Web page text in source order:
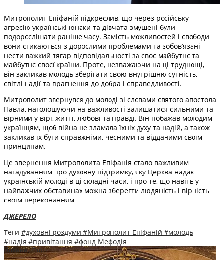
Митрополит Епіфаній підкреслив, що через російську
агресію українські юнаки та дівчата змушені були
подорослішати раніше часу. Замість можливостей і свободи
вони стикаються з дорослими проблемами та зобов’язані
нести важкий тягар відповідальності за своє майбутнє та
майбутнє своєї країни. Проте, незважаючи на ці труднощі,
він закликав молодь зберігати свою внутрішню сутність,
світлі надії та прагнення до добра і справедливості.
Митрополит звернувся до молоді зі словами святого апостола
Павла, наголошуючи на важливості залишатися сильними та
вірними у вірі, житті, любові та правді. Він побажав молодим
українцям, щоб війна не зламала їхніх духу та надій, а також
закликав їх бути справжніми, чесними та відданими своїм
принципам.
Це звернення Митрополита Епіфанія стало важливим
нагадуванням про духовну підтримку, яку Церква надає
українській молоді в ці складні часи, і про те, що навіть у
найважчих обставинах можна зберегти людяність і вірність
своїм переконанням.
ДЖЕРЕЛО
Теги #духовні роздуми #Митрополит Епіфаній #молодь
#надія #привітання #фонд Мефодія
Новини,Фото